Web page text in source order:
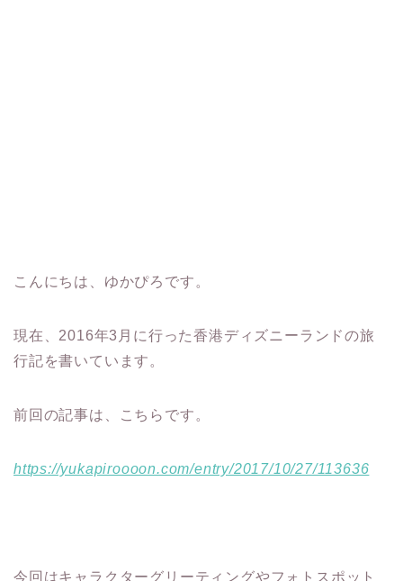
こんにちは、ゆかぴろです。
現在、2016年3月に行った香港ディズニーランドの旅
行記を書いています。
前回の記事は、こちらです。
https://yukapiroooon.com/entry/2017/10/27/113636
今回はキャラクターグリーティングやフォトスポット